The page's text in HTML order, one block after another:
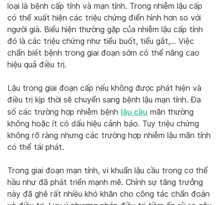
loại là bệnh cấp tính và mạn tính. Trong nhiễm lậu cấp
có thể xuất hiện các triệu chứng điển hình hơn so với
người già. Biểu hiện thường gặp của nhiễm lậu cấp tính
đó là các triệu chứng như tiểu buốt, tiểu gắt,… Việc
chẩn biết bệnh trong giai đoạn sớm có thể nâng cao
hiệu quả điều trị.
Lậu trong giai đoạn cấp nếu không được phát hiện và
điều trị kịp thời sẽ chuyển sang bệnh lậu mạn tính. Đa
số các trường hợp nhiễm bệnh lậu cầu mãn thường
không hoặc ít có dấu hiệu cảnh báo. Tuy triệu chứng
không rõ ràng nhưng các trường hợp nhiễm lậu mãn tính
có thể tái phát.
Trong giai đoạn mạn tính, vi khuẩn lậu cầu trong cơ thể
hầu như đã phát triển mạnh mẽ. Chính sự tăng trưởng
này đã ghê rất nhiều khó khăn cho công tác chẩn đoán